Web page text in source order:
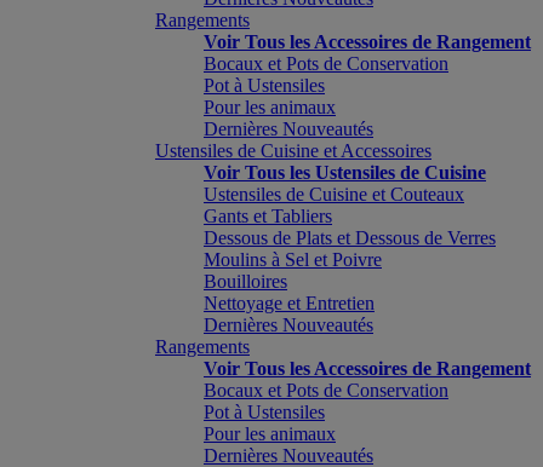
Rangements
Voir Tous les Accessoires de Rangement
Bocaux et Pots de Conservation
Pot à Ustensiles
Pour les animaux
Dernières Nouveautés
Ustensiles de Cuisine et Accessoires
Voir Tous les Ustensiles de Cuisine
Ustensiles de Cuisine et Couteaux
Gants et Tabliers
Dessous de Plats et Dessous de Verres
Moulins à Sel et Poivre
Bouilloires
Nettoyage et Entretien
Dernières Nouveautés
Rangements
Voir Tous les Accessoires de Rangement
Bocaux et Pots de Conservation
Pot à Ustensiles
Pour les animaux
Dernières Nouveautés